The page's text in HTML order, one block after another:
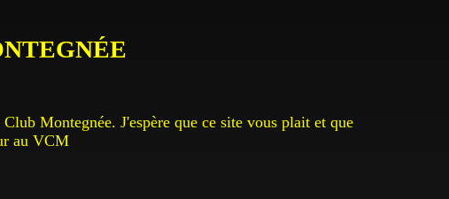
Montegnée. J'espère que ce site vous plait et que
au VCM